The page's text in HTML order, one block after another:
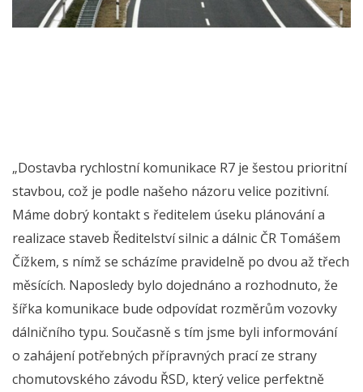
„Dostavba rychlostní komunikace R7 je šestou prioritní
stavbou, což je podle našeho názoru velice pozitivní.
Máme dobrý kontakt s ředitelem úseku plánování a
realizace staveb Ředitelství silnic a dálnic ČR Tomášem
Čížkem, s nímž se scházíme pravidelně po dvou až třech
měsících. Naposledy bylo dojednáno a rozhodnuto, že
šířka komunikace bude odpovídat rozměrům vozovky
dálničního typu. Současně s tím jsme byli informování
o zahájení potřebných přípravných prací ze strany
chomutovského závodu ŘSD, který velice perfektně